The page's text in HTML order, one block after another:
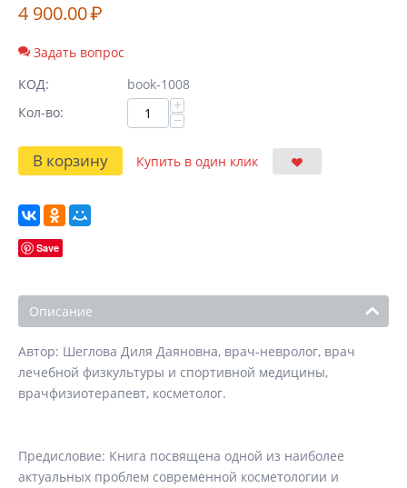
4 900.00₽
Задать вопрос
КОД:
book-1008
Кол-во:
+
−
В корзину Купить в один клик
Save
Описание
Автор: Шеглова Диля Даяновна, врач-невролог, врач
лечебной физкультуры и спортивной медицины,
врачфизиотерапевт, косметолог.
Предисловие: Книга посвящена одной из наиболее
актуальных проблем современной косметологии и